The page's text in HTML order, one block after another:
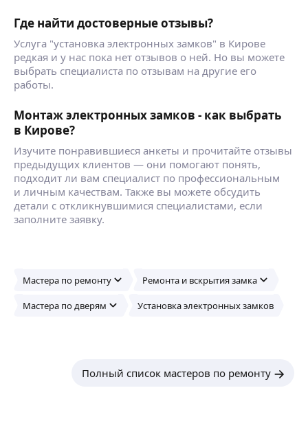
Где найти достоверные отзывы?
Услуга "установка электронных замков" в Кирове
редкая и у нас пока нет отзывов о ней. Но вы можете
выбрать специалиста по отзывам на другие его
работы.
Монтаж электронных замков - как выбрать
в Кирове?
Изучите понравившиеся анкеты и прочитайте отзывы
предыдущих клиентов — они помогают понять,
подходит ли вам специалист по профессиональным
и личным качествам. Также вы можете обсудить
детали с откликнувшимися специалистами, если
заполните заявку.
Мастера по ремонту Ремонта и вскрытия замка
Мастера по дверям Установка электронных замков
Полный список мастеров по ремонту